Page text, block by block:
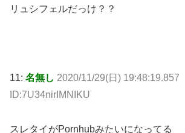
リュシフェルだっけ？？
11: 名無し 2020/11/29(日) 19:48:19.857
ID:7U34nirIMNIKU
スレタイがPornhubみたいになってる